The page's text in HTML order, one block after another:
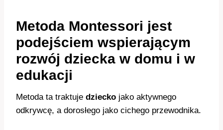
Metoda Montessori jest
podejściem wspierającym
rozwój dziecka w domu i w
edukacji
Metoda ta traktuje dziecko jako aktywnego
odkrywcę, a dorosłego jako cichego przewodnika.